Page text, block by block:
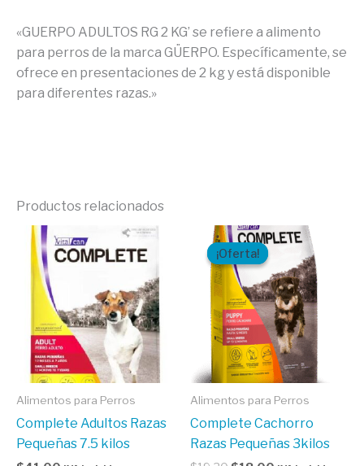
«GUERPO ADULTOS RG 2 KG’ se refiere a alimento
para perros de la marca GÜERPO. Específicamente, se
ofrece en presentaciones de 2 kg y está disponible
para diferentes razas.»
Productos relacionados
Alimentos para Perros
Complete Adultos Razas
Pequeñas 7.5 kilos
¡Oferta!
¡Oferta!
Alimentos para Perros
Complete Cachorro
Razas Pequeñas 3kilos
El
precio
original
era:
$19,30.
El
precio
actual
es:
$18,00.